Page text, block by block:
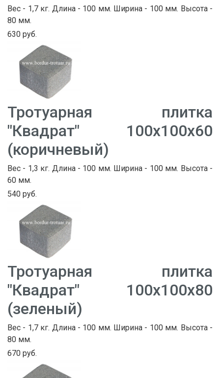
Вес - 1,7 кг. Длина - 100 мм. Ширина - 100 мм. Высота -
80 мм.
630 руб.
Тротуарная плитка
"Квадрат" 100х100х60
(коричневый)
Вес - 1,3 кг. Длина - 100 мм. Ширина - 100 мм. Высота -
60 мм.
540 руб.
Тротуарная плитка
"Квадрат" 100х100х80
(зеленый)
Вес - 1,7 кг. Длина - 100 мм. Ширина - 100 мм. Высота -
80 мм.
670 руб.